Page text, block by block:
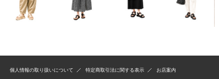
個人情報の取り扱いについて 特定商取引法に関する表示 お店案内